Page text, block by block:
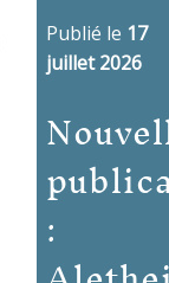
Publié le 17
juillet 2026
: